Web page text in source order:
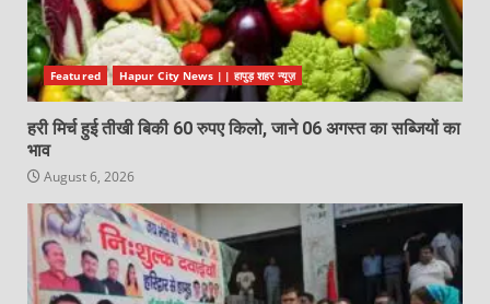
Featured Hapur City News || हापुड़ शहर न्यूज़
हरी मिर्च हुई तीखी बिकी 60 रुपए किलो, जाने 06 अगस्त का सब्जियों का
भाव
August 6, 2026